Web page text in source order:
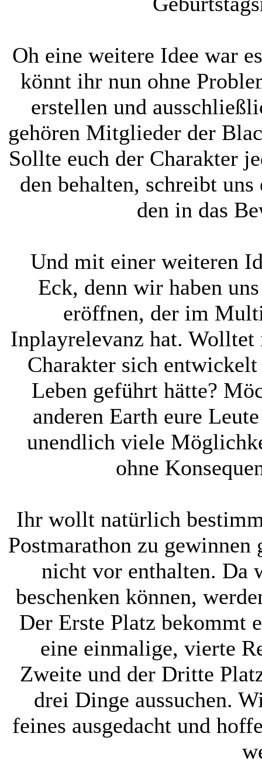
Oh eine weitere Idee war
könnt ihr nun ohne
erstellen und
gehören Mitglieder der
Sollte euch der Charakter
den behalten, schreibt
den in das
Und mit einer weiteren
Eck, denn wir haben
eröffnen, der im
Inplayrelevanz hat.
Charakter sich
Leben geführt hätte?
anderen Earth eure
unendlich viele
ohne
Ihr wollt natürlich
Postmarathon zu
nicht vor enthalten. Da
beschenken können,
Der Erste Platz bekommt
eine einmalige, vierte
Zweite und der Dritte
drei Dinge aussuchen.
feines ausgedacht und